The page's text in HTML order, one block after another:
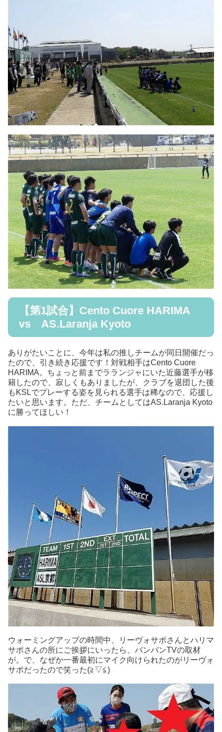
【第1試合】Cento Cuore HARIMA
vs AS.Laranja Kyoto
ありがたいことに、今年は私の推しチームが同日開催だっ
たので、引き続き応援です！対戦相手はCento Cuore
HARIMA。ちょっと前までラランジャにいた近藤選手が移
籍したので、寂しくもありましたが、クラブを退団した後
もKSLでプレーする姿を見られる選手は稀なので、応援し
たいと思います。ただ、チームとしてはAS.Laranja Kyoto
に勝ってほしい！
ウォーミングアップの時間中、リーヴォサポさんとハリマ
サポさんの所にご挨拶にいったら、バンバンTVの取材
が。で、なぜか一番最初にマイク向けられたのがリーヴォ
サポだったので笑った(≧▽≦)